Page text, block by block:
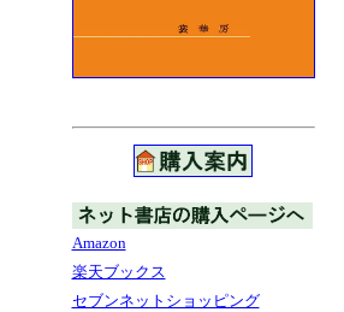
Amazon
楽天ブックス
セブンネットショッピング